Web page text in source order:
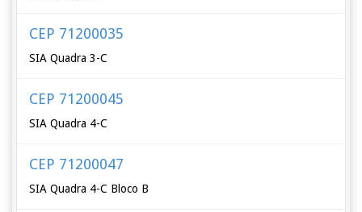
CEP 71200035
SIA Quadra 3-C
CEP 71200045
SIA Quadra 4-C
CEP 71200047
SIA Quadra 4-C Bloco B